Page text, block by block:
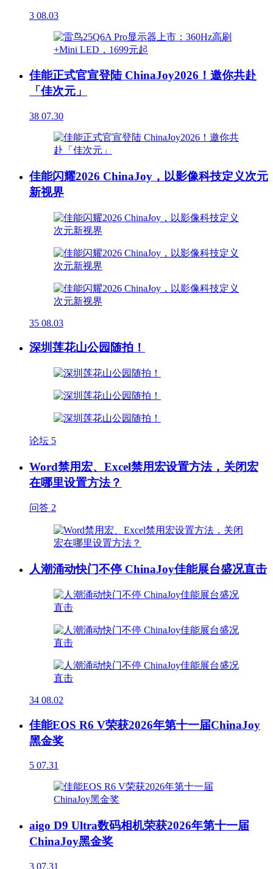
3 08.03
佳能正式官宣登陆 ChinaJoy2026！邀你共赴
「佳次元」
38 07.30
佳能闪耀2026 ChinaJoy，以影像科技定义次元
新视界
35 08.03
深圳莲花山公园随拍！
论坛 5
Word禁用宏、Excel禁用宏设置方法，关闭宏
在哪里设置方法？
问答 2
人潮涌动快门不停 ChinaJoy佳能展台盛况直击
34 08.02
佳能EOS R6 V荣获2026年第十一届ChinaJoy
黑金奖
5 07.31
aigo D9 Ultra数码相机荣获2026年第十一届
ChinaJoy黑金奖
3 07.31